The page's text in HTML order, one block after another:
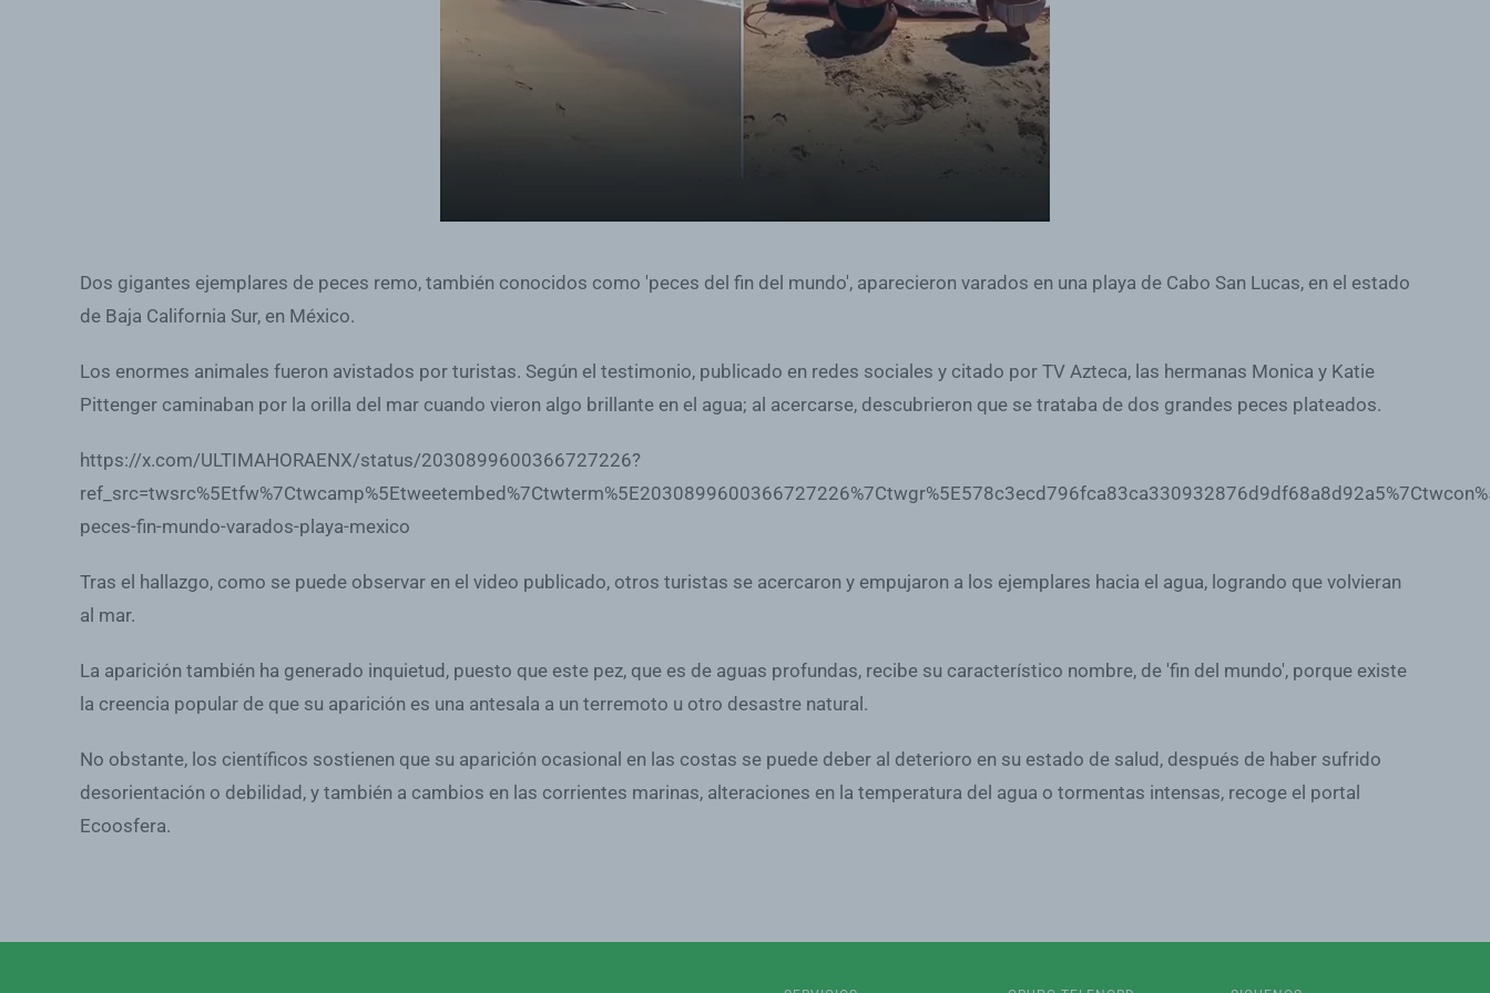
Dos gigantes ejemplares de peces remo, también conocidos como 'peces del fin del mundo', aparecieron varados en una playa de Cabo San Lucas, en el estado
de Baja California Sur, en México.
Los enormes animales fueron avistados por turistas. Según el testimonio, publicado en redes sociales y citado por TV Azteca, las hermanas Monica y Katie
Pittenger caminaban por la orilla del mar cuando vieron algo brillante en el agua; al acercarse, descubrieron que se trataba de dos grandes peces plateados.
https://x.com/ULTIMAHORAENX/status/2030899600366727226?
peces-fin-mundo-varados-playa-mexico
Tras el hallazgo, como se puede observar en el video publicado, otros turistas se acercaron y empujaron a los ejemplares hacia el agua, logrando que volvieran
al mar.
La aparición también ha generado inquietud, puesto que este pez, que es de aguas profundas, recibe su característico nombre, de 'fin del mundo', porque existe
la creencia popular de que su aparición es una antesala a un terremoto u otro desastre natural.
No obstante, los científicos sostienen que su aparición ocasional en las costas se puede deber al deterioro en su estado de salud, después de haber sufrido
desorientación o debilidad, y también a cambios en las corrientes marinas, alteraciones en la temperatura del agua o tormentas intensas, recoge el portal
Ecoosfera.